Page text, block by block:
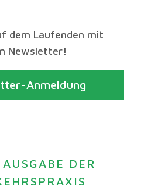
dem Laufenden mit
Newsletter!
Anmeldung
DER